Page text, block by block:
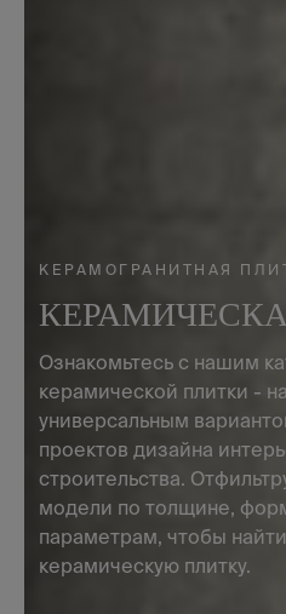
КЕРАМОГРАНИТНАЯ
Ознакомьтесь с нашим
керамической плитки -
универсальным
проектов дизайна
строительства.
модели по толщине,
параметрам, чтобы
керамическую плитку.